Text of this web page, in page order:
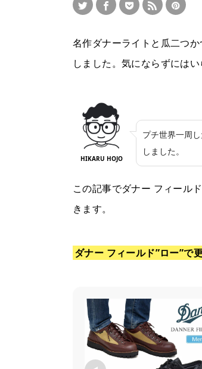
it
名作ダナーライトと瓜二つ
しました。気にならずには
HIKARU HOJO
プチ世界一周
しました。
この記事でダナー フィール
きます。
ダナー フィールド”ロー”で